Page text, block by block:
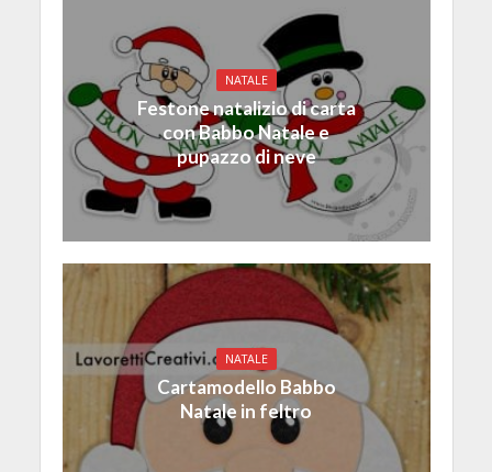
NATALE
Festone natalizio di carta
con Babbo Natale e
pupazzo di neve
NATALE
Cartamodello Babbo
Natale in feltro